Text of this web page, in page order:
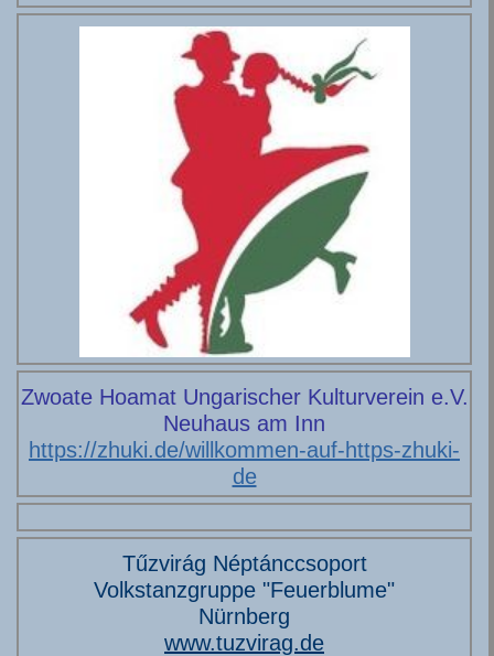
Zwoate Hoamat Ungarischer Kulturverein e.V.
Neuhaus am Inn
https://zhuki.de/willkommen-auf-https-zhuki-
de
Tűzvirág Néptánccsoport
Volkstanzgruppe "Feuerblume"
Nürnberg
www.tuzvirag.de